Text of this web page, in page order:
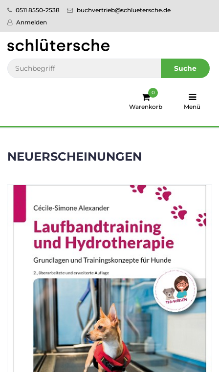
0511 8550-2538
buchvertrieb@schluetersche.de
Anmelden
Suche
Warenkorb
0
Menü
Pflege
Veterinär­
medizin
humboldt
Sale!
Service
NEUERSCHEINUNGEN